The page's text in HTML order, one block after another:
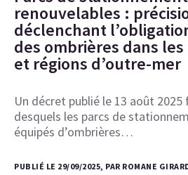
renouvelables :
déclenchant
des ombrières dans
et régions d’outre-mer
Un décret publié le 13 août
desquels les parcs de
équipés d’ombrières…
PUBLIÉ LE 29/09/2025, PAR ROMANE